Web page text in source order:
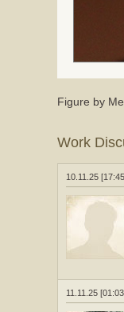
Figure by
Work
10.11.25
11.11.25